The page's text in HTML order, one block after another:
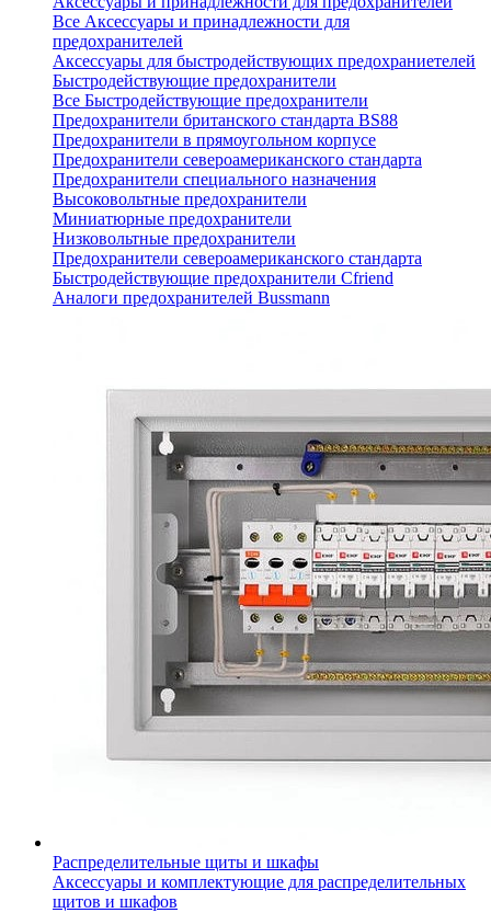
Все Аксессуары и принадлежности для
предохранителей
Аксессуары для быстродействующих предохраниетелей
Быстродействующие предохранители
Все Быстродействующие предохранители
Предохранители британского стандарта BS88
Предохранители в прямоугольном корпусе
Предохранители североамериканского стандарта
Предохранители специального назначения
Высоковольтные предохранители
Миниатюрные предохранители
Низковольтные предохранители
Предохранители североамериканского стандарта
Быстродействующие предохранители Cfriend
Аналоги предохранителей Bussmann
Распределительные щиты и шкафы
Аксессуары и комплектующие для распределительных
щитов и шкафов